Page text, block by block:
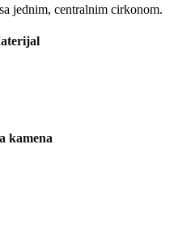
jednim, centralnim cirkonom.
kamena